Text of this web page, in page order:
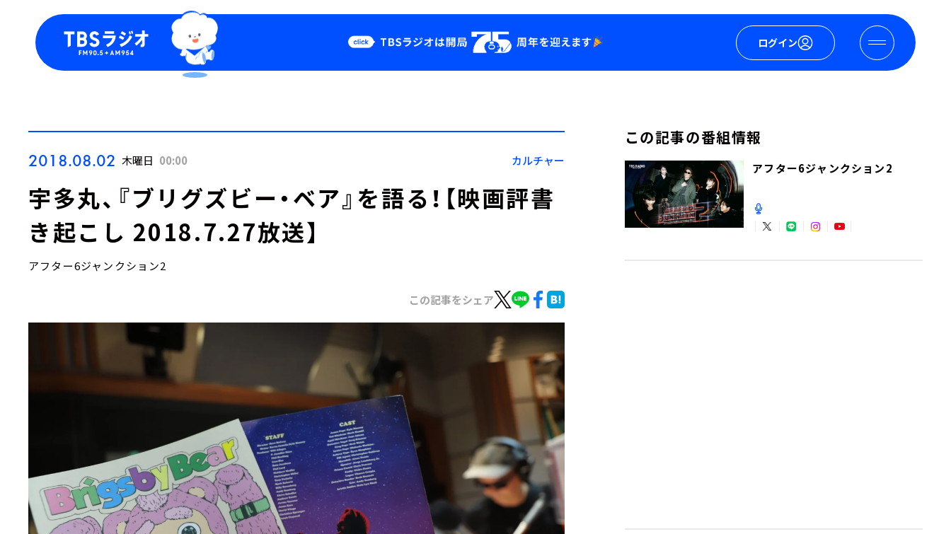
ログイン
Podcast
YouTube
2018.08.02 木曜日 00:00 カルチャー
宇多丸、『ブリグズビー・ベア』を語る！【映画評書
き起こし 2018.7.27放送】
アフター6ジャンクション2
この記事をシェア
この記事の番組情報
アフター6ジャンクション2